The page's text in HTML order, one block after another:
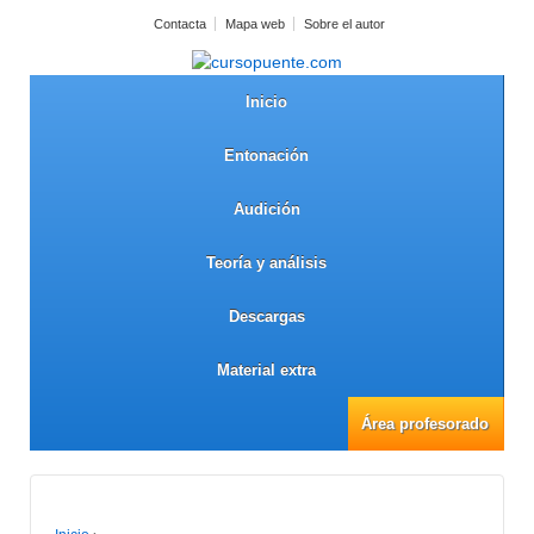
Contacta Mapa web Sobre el autor
Inicio
Entonación
Audición
Teoría y análisis
Descargas
Material extra
Área profesorado